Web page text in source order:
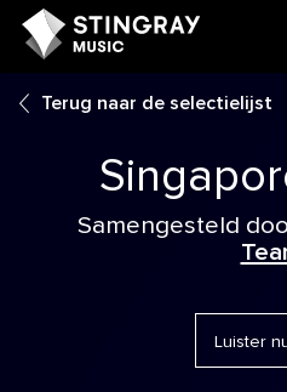
Terug naar de selectielijst
Samengesteld
Luister